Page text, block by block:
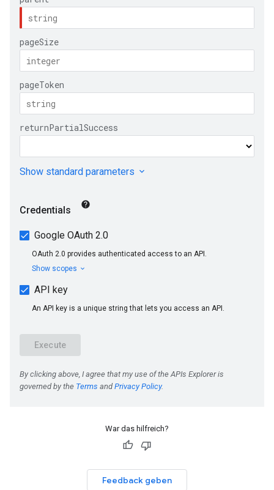
War das hilfreich?
Feedback geben